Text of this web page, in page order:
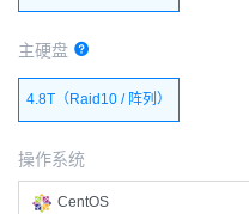
主硬盘
4.8T（Raid10 / 阵列）
操作系统
CentOS